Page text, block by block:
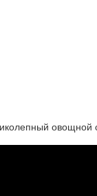
овощной